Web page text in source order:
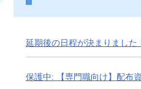
延期後の日程が決まりました
保護中: 【専門職向け】配布